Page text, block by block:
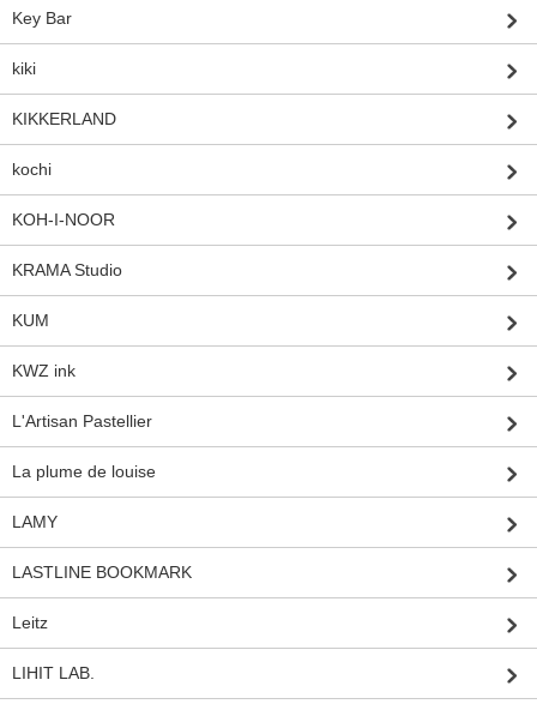
Key Bar
kiki
KIKKERLAND
kochi
KOH-I-NOOR
KRAMA Studio
KUM
KWZ ink
L'Artisan Pastellier
La plume de louise
LAMY
LASTLINE BOOKMARK
Leitz
LIHIT LAB.